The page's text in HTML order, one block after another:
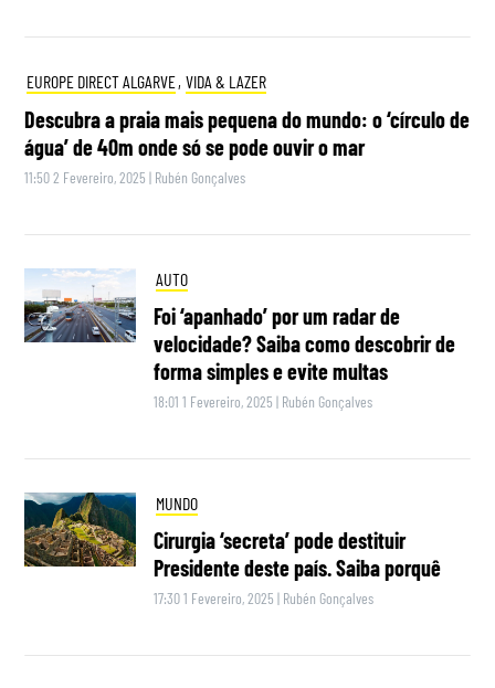
EUROPE DIRECT ALGARVE, VIDA & LAZER
Descubra a praia mais pequena do mundo: o ‘círculo de
água’ de 40m onde só se pode ouvir o mar
11:50 2 Fevereiro, 2025 | Rubén Gonçalves
AUTO
Foi ‘apanhado’ por um radar de
velocidade? Saiba como descobrir de
forma simples e evite multas
18:01 1 Fevereiro, 2025 | Rubén Gonçalves
MUNDO
Cirurgia ‘secreta’ pode destituir
Presidente deste país. Saiba porquê
17:30 1 Fevereiro, 2025 | Rubén Gonçalves